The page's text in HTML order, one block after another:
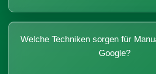
Welche Techniken sorgen für
Google?